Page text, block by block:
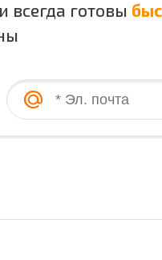
готовы